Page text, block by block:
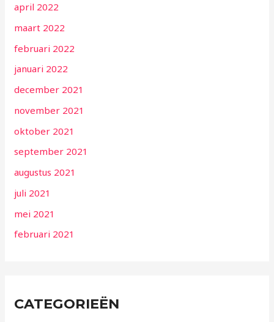
april 2022
maart 2022
februari 2022
januari 2022
december 2021
november 2021
oktober 2021
september 2021
augustus 2021
juli 2021
mei 2021
februari 2021
CATEGORIEËN